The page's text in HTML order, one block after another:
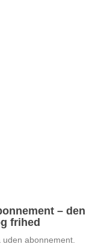
– den
frihed
abonnement.